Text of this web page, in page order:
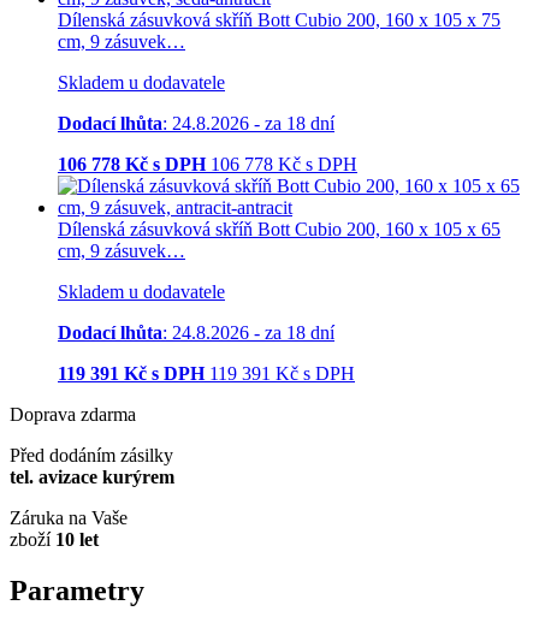
Dílenská zásuvková skříň Bott Cubio 200, 160 x 105 x 75
cm, 9 zásuvek…
Skladem u dodavatele
Dodací lhůta: 24.8.2026 - za 18 dní
106 778 Kč s DPH 106 778 Kč s DPH
Dílenská zásuvková skříň Bott Cubio 200, 160 x 105 x 65
cm, 9 zásuvek…
Skladem u dodavatele
Dodací lhůta: 24.8.2026 - za 18 dní
119 391 Kč s DPH 119 391 Kč s DPH
Doprava zdarma
Před dodáním zásilky
tel. avizace kurýrem
Záruka na Vaše
zboží 10 let
Parametry